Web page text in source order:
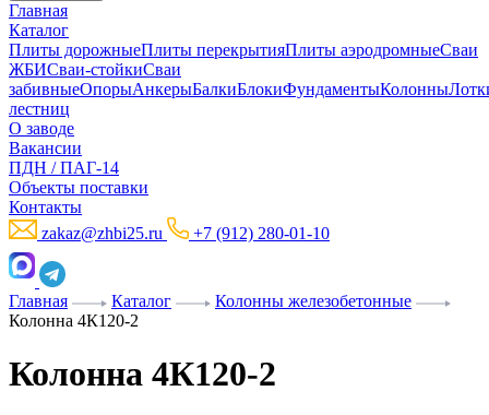
Главная
Каталог
Плиты дорожныеПлиты перекрытияПлиты аэродромныеСваи
ЖБИСваи-стойкиСваи
забивныеОпорыАнкерыБалкиБлокиФундаментыКолонны
лестниц
О заводе
Вакансии
ПДН / ПАГ-14
Объекты поставки
Контакты
zakaz@zhbi25.ru
+7 (912) 280-01-10
Главная Каталог
Колонны железобетонные
Колонна 4К120-2
Колонна 4К120-2